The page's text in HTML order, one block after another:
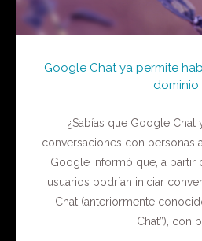
Google Chat ya permite
dominio
¿Sabías que Google Chat
conversaciones con personas
Google informó que, a partir
usuarios podrían iniciar
Chat (anteriormente
Chat”), con